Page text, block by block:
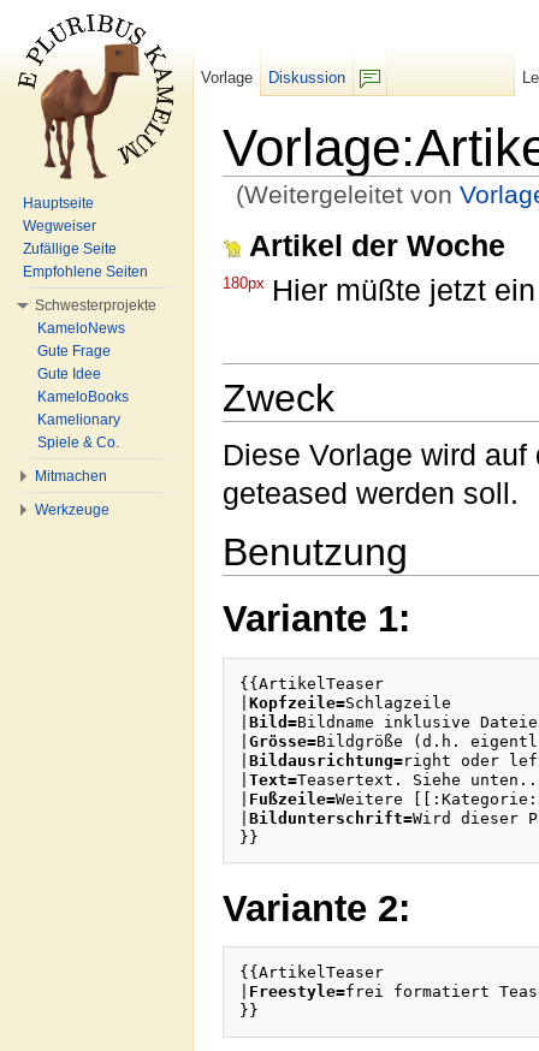
(Weitergeleitet von
Artikel der Woche
180px Hier müßte jetzt
Zweck
Diese Vorlage wird
geteased werden soll.
Benutzung
Variante 1:
{{ArtikelTeaser
Kopfzeile=Schlagzeile
Bild=Bildname inklusive
Grösse=Bildgröße (d.h.
Bildausrichtung=right oder
Text=Teasertext. Siehe
Fußzeile=Weitere
Bildunterschrift=Wird dieser
Variante 2:
{{ArtikelTeaser
Freestyle=frei formatiert
Vorlage
Diskussion
Hauptseite
Wegweiser
Zufällige Seite
Empfohlene Seiten
Schwesterprojekte
KameloNews
Gute Frage
Gute Idee
KameloBooks
Kamelionary
Spiele & Co.
Mitmachen
Werkzeuge